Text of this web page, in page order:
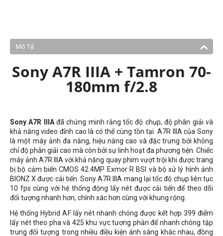
Mô Tả
Sony A7R IIIA + Tamron 70-
180mm f/2.8
Sony A7R IIIAđã chứng minh rằng tốc độ chụp, độ phân giải và
khả năng video đỉnh cao là có thể cùng tồn tại. A7R IIIA của Sony
là một máy ảnh đa năng, hiệu năng cao và đặc trưng bởi không
chỉ độ phân giải cao mà còn bởi sự linh hoạt đa phương tiện. Chiếc
máy ảnh A7R IIIA với khả năng quay phim vượt trội khi được trang
bị bộ cảm biến CMOS 42.4MP Exmor R BSI và bộ xử lý hình ảnh
BIONZ X được cải tiến. Sony A7R IIIA mang lại tốc độ chụp liên tục
10 fps cùng với hệ thống động lấy nét được cải tiến để theo dõi
đối tượng nhanh hơn, chính xác hơn cùng với khung rộng.
Hệ thống Hybrid AF lấy nét nhanh chóng được kết hợp 399 điểm
lấy nét theo pha và 425 khu vực tương phản để nhanh chóng tập
trung đối tượng trong nhiều điều kiện ánh sáng khác nhau, đồng